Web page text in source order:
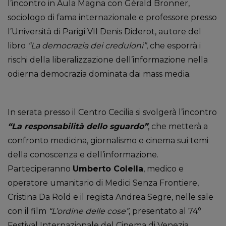
l’incontro in Aula Magna con Gérald Bronner,
sociologo di fama internazionale e professore presso
l’Università di Parigi VII Denis Diderot, autore del
libro “La democrazia dei creduloni”, che esporrà i
rischi della liberalizzazione dell’informazione nella
odierna democrazia dominata dai mass media.
In serata presso il Centro Cecilia si svolgerà l’incontro
“La responsabilità dello sguardo”, che metterà a
confronto medicina, giornalismo e cinema sui temi
della conoscenza e dell’informazione.
Parteciperanno Umberto Colella, medico e
operatore umanitario di Medici Senza Frontiere,
Cristina Da Rold e il regista Andrea Segre, nelle sale
con il film “L’ordine delle cose”, presentato al 74°